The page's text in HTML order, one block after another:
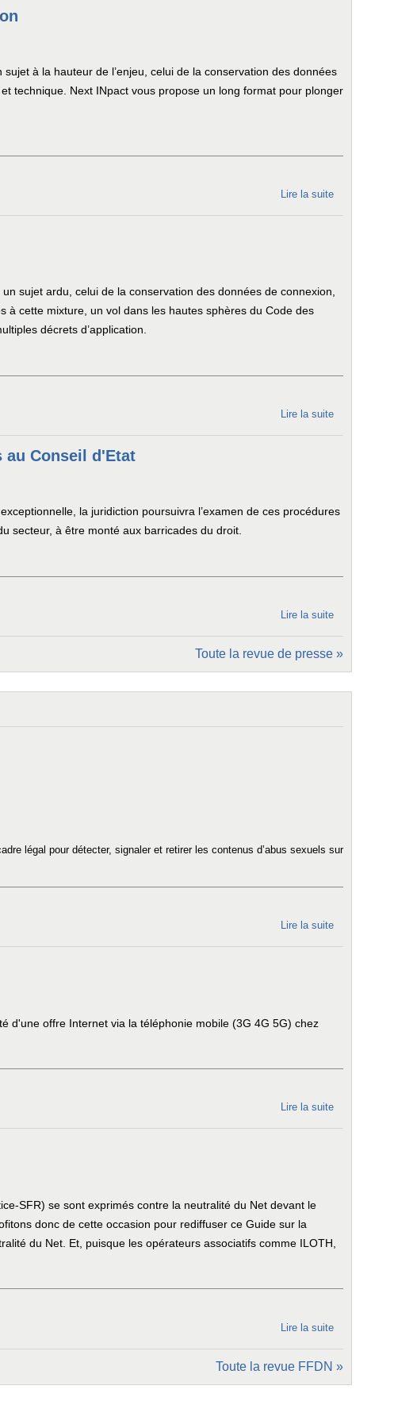
appareil
à la hauteur de l’enjeu, celui de la conservation des données
technique. Next INpact vous propose un long format pour plonger
Lire la suite
le Conseil
sujet ardu, celui de la conservation des données de connexion,
à cette mixture, un vol dans les hautes sphères du Code des
décrets d’application.
Lire la suite
Conseil
sur
au Conseil d'Etat
la juridiction poursuivra l’examen de ces procédures
secteur, à être monté aux barricades du droit.
Lire la suite
Conservation
des données
de
connexion :
conclusions
Toute la revue de presse »
légal pour détecter, signaler et retirer les contenus d’abus sexuels sur
Lire la suite
CONTROL
d'une offre Internet via la téléphonie mobile (3G 4G 5G) chez
Lire la suite
nouvelle
SFR) se sont exprimés contre la neutralité du Net devant le
donc de cette occasion pour rediffuser ce Guide sur la
du Net. Et, puisque les opérateurs associatifs comme ILOTH,
Lire la suite
neutralité
du Net :
la clef du
Toute la revue FFDN »